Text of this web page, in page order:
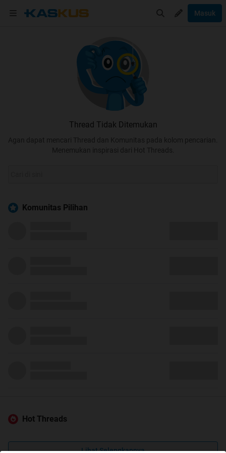
Masuk
Thread Tidak Ditemukan
Agan dapat mencari Thread dan Komunitas pada kolom pencarian.
Menemukan inspirasi dari Hot Threads.
Komunitas Pilihan
Hot Threads
Lihat Selengkapnya